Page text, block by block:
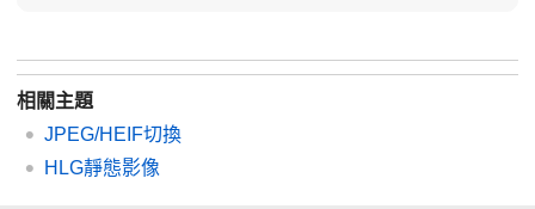
相關主題
JPEG/HEIF切換
HLG靜態影像